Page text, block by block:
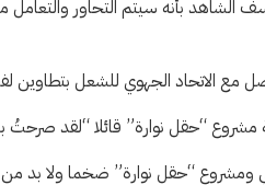
بأنه سيتم التحاور والتعامل
مع الاتحاد الجهوي للشعل بتطاوين
نوارة” قائلا “لقد صرحتُ بذلك منذ أخر
ومشروع “حقل نوارة” ضخما ولا بد من